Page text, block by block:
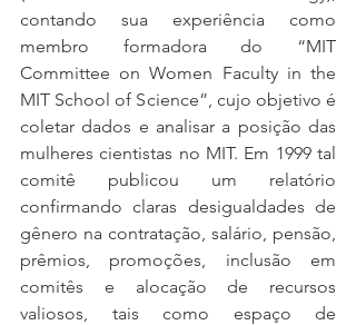
contando sua experiência como
membro formadora do “MIT
Committee on Women Faculty in the
MIT School of Science”, cujo objetivo é
coletar dados e analisar a posição das
mulheres cientistas no MIT. Em 1999 tal
comitê publicou um relatório
confirmando claras desigualdades de
gênero na contratação, salário, pensão,
prêmios, promoções, inclusão em
comitês e alocação de recursos
valiosos, tais como espaço de